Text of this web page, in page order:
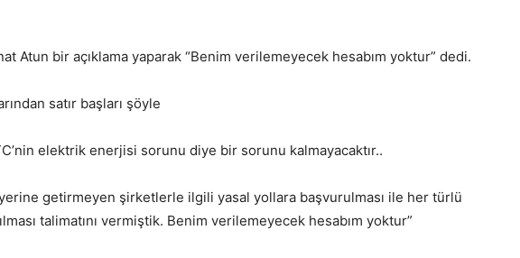
Atun bir açıklama yaparak “Benim verilemeyecek hesabım yoktur” dedi.
satır başları şöyle
elektrik enerjisi sorunu diye bir sorunu kalmayacaktır..
getirmeyen şirketlerle ilgili yasal yollara başvurulması ile her türlü
talimatını vermiştik. Benim verilemeyecek hesabım yoktur”